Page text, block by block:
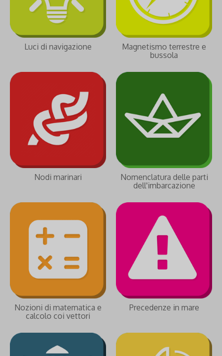
Luci di navigazione
Magnetismo terrestre e
bussola
Nodi marinari
Nomenclatura delle parti
dell'imbarcazione
Nozioni di matematica e
calcolo coi vettori
Precedenze in mare